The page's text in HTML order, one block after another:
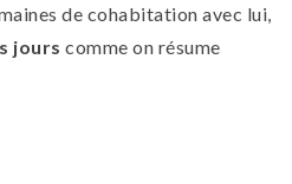
de cohabitation avec lui,
jours comme on résume